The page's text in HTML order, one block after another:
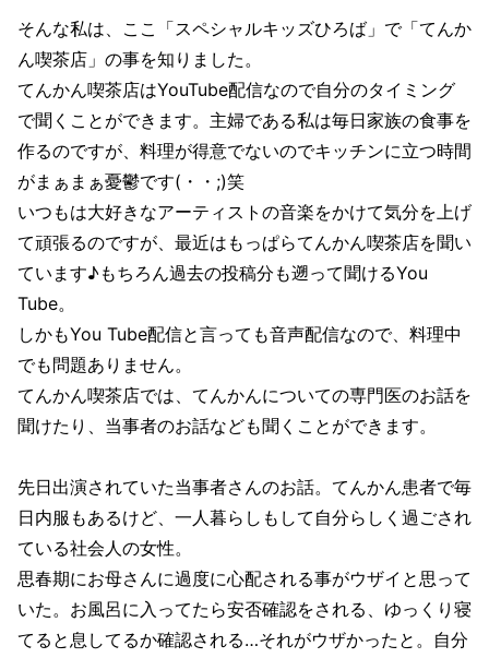
そんな私は、ここ「スペシャルキッズひろば」で「てんか
ん喫茶店」の事を知りました。
てんかん喫茶店はYouTube配信なので自分のタイミング
で聞くことができます。主婦である私は毎日家族の食事を
作るのですが、料理が得意でないのでキッチンに立つ時間
がまぁまぁ憂鬱です(・・;)笑
いつもは大好きなアーティストの音楽をかけて気分を上げ
て頑張るのですが、最近はもっぱらてんかん喫茶店を聞い
ています♪もちろん過去の投稿分も遡って聞けるYou
Tube。
しかもYou Tube配信と言っても音声配信なので、料理中
でも問題ありません。
てんかん喫茶店では、てんかんについての専門医のお話を
聞けたり、当事者のお話なども聞くことができます。
先日出演されていた当事者さんのお話。てんかん患者で毎
日内服もあるけど、一人暮らしもして自分らしく過ごされ
ている社会人の女性。
思春期にお母さんに過度に心配される事がウザイと思って
いた。お風呂に入ってたら安否確認をされる、ゆっくり寝
てると息してるか確認される…それがウザかったと。自分